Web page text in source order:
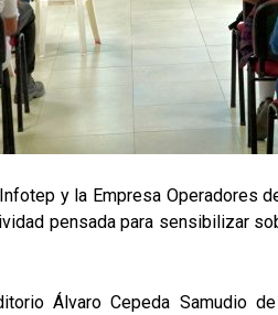
y la Empresa Operadores
pensada para sensibilizar
Álvaro Cepeda Samudio